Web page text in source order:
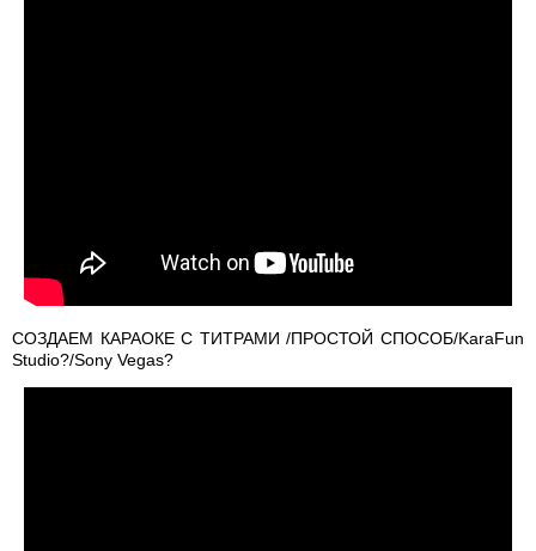
СОЗДАЕМ КАРАОКЕ С ТИТРАМИ /ПРОСТОЙ СПОСОБ/KaraFun
Studio?/Sony Vegas?